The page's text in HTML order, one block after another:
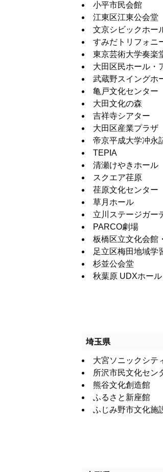
小平市民会館
江東区江東公会堂
文京シビックホー
すみだトリフォニ
東京芸術大学奏楽
大田区民ホール・
武蔵野スイングホ
亀戸文化センター
大田文化の森
吉祥寺シアター
大田区産業プラザ
帝京平成大学冲永
TEPIA
清瀬けやきホール
スクエア荏原
荏原文化センター
草月ホール
立川ステージガー
PARCO劇場
板橋区立文化会館
足立区梅田地域学
杉並公会堂
秋葉原 UDXホー
埼玉県
大宮ソニックシテ
所沢市民文化セン
熊谷文化創造館
ふるさと新座館
ふじみ野市文化施